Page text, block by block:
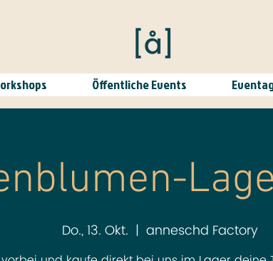
Öffentliche Events
Do., 13. Okt.
  |
anneschd Factory